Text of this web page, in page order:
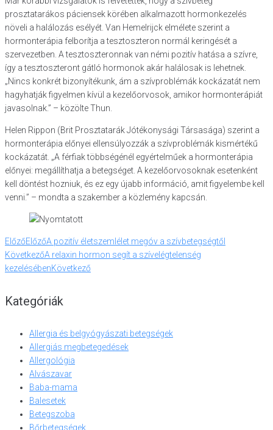
prosztatarákos páciensek körében alkalmazott hormonkezelés
növeli a halálozás esélyét. Van Hemelrijck elmélete szerint a
hormonterápia felborítja a tesztoszteron normál keringését a
szervezetben. A tesztoszteronnak van némi pozitív hatása a szívre,
így a tesztoszteront gátló hormonok akár halálosak is lehetnek.
„Nincs konkrét bizonyítékunk, ám a szívproblémák kockázatát nem
hagyhatják figyelmen kívül a kezelőorvosok, amikor hormonterápiát
javasolnak.” – közölte Thun.
Helen Rippon (Brit Prosztatarák Jótékonysági Társasága) szerint a
hormonterápia előnyei ellensúlyozzák a szívproblémák kismértékű
kockázatát. „A férfiak többségénél egyértelműek a hormonterápia
előnyei: megállíthatja a betegséget. A kezelőorvosoknak esetenként
kell döntést hozniuk, és ez egy újabb információ, amit figyelembe kell
venni.” – mondta a szakember a közlemény kapcsán.
ElőzőElőzőA pozitív életszemlélet megóv a szívbetegségtől
KövetkezőA relaxin hormon segít a szívelégtelenség
kezelésébenKövetkező
Kategóriák
Allergia és belgyógyászati betegségek
Allergiás megbetegedések
Allergológia
Alvászavar
Baba-mama
Balesetek
Betegszoba
Bőrbetegségek